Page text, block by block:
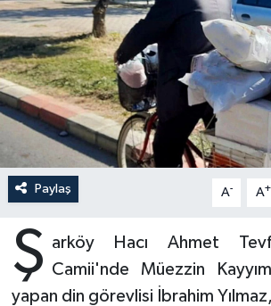
Paylaş A- A+
Ş arköy Hacı Ahmet
Camii'nde Müezzin
yapan din görevlisi İbrahim
Artvin Müftülüğü
Aydın Müftülüğü
Balıkesir Müftülüğü
Bartın Müftülüğü
Batman Müftülüğü
Bayburt Müftülüğü
Kurban
Mukabele
Peygamberimizin Hayatı
Ramazan
Sahabeler
Zekat
DİYANET AKADEMİ
DİYANET GENÇLİK
DİYANET RADYO/TV
DEPREM
Dünya
Eğitim